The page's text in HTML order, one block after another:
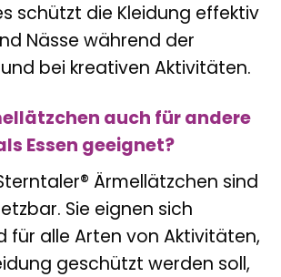
schützt die Kleidung effektiv
Nässe während der
bei kreativen Aktivitäten.
auch für andere
Essen geeignet?
Ärmellätzchen sind
Sie eignen sich
für alle Arten von Aktivitäten,
geschützt werden soll,